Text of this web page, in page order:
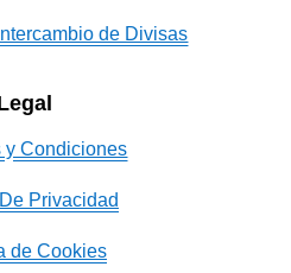
de Divisas
y Condiciones
Privacidad
de Cookies